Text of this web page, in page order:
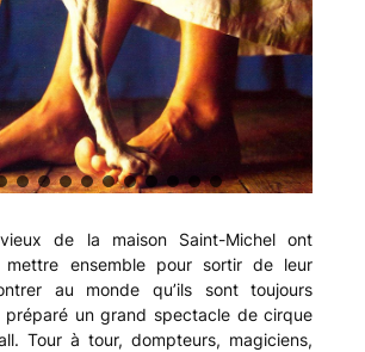
de la maison Saint-Michel ont
ensemble pour sortir de leur
au monde qu’ils sont toujours
un grand spectacle de cirque
Tour à tour, dompteurs, magiciens,